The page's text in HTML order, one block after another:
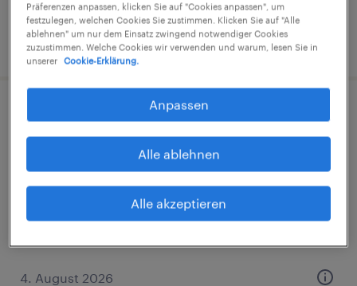
3. August 2026
Montierer (m/w/d)
Amberg, Bayern
€21,47 - €25,23 pro Stunde
Industrie und Handwerk
4. August 2026
Präferenzen anpassen, klicken Sie auf "Cookies anpassen", um
festzulegen, welchen Cookies Sie zustimmen. Klicken Sie auf "Alle
ablehnen" um nur dem Einsatz zwingend notwendiger Cookies
zuzustimmen. Welche Cookies wir verwenden und warum, lesen Sie in
unserer
Cookie-Erklärung.
Anpassen
Alle ablehnen
Alle akzeptieren